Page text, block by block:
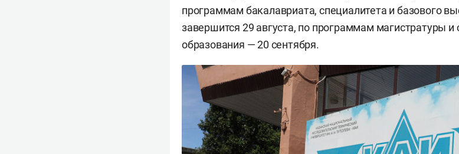
программам бакалавриата, специалитета и базового
завершится 29 августа, по программам магистратуры
образования — 20 сентября.